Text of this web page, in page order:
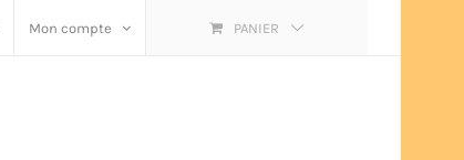
Mon compte PANIER